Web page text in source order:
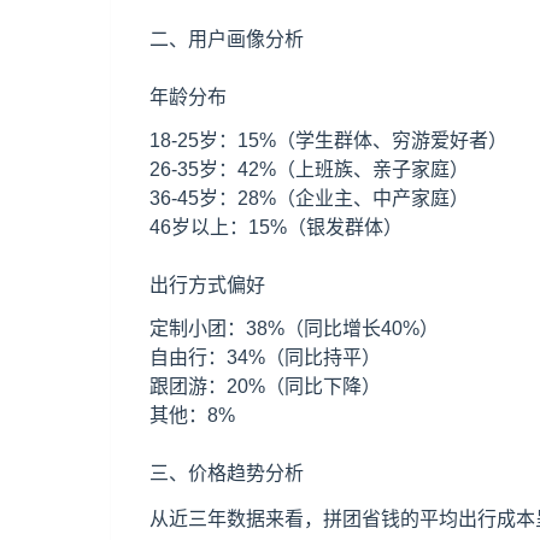
二、用户画像分析
年龄分布
18-25岁：15%（学生群体、穷游爱好者）
26-35岁：42%（上班族、亲子家庭）
36-45岁：28%（企业主、中产家庭）
46岁以上：15%（银发群体）
出行方式偏好
定制小团：38%（同比增长40%）
自由行：34%（同比持平）
跟团游：20%（同比下降）
其他：8%
三、价格趋势分析
从近三年数据来看，拼团省钱的平均出行成本